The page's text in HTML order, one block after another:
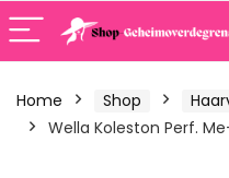
Home Shop
Wella Koleston Perf.